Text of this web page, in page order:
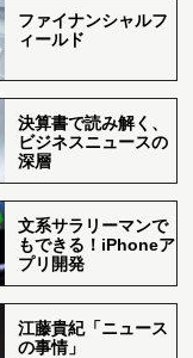
ファイナンシャルフ
ィールド
決算書で読み解く、
ビジネスニュースの
深層
文系サラリーマンで
もできる！iPhoneア
プリ開発
江藤貴紀「ニュース
の事情」